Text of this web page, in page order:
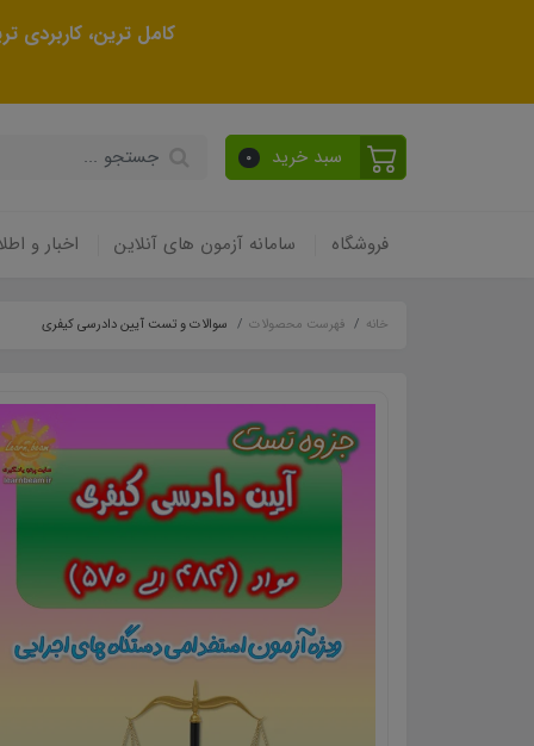
کامل ترین، کاربردی
سبد خرید 0
فروشگاه سامانه آزمون های آنلاین اخبار و
خانه فهرست محصولات سوالات و تست آیین دادرسی کیفری